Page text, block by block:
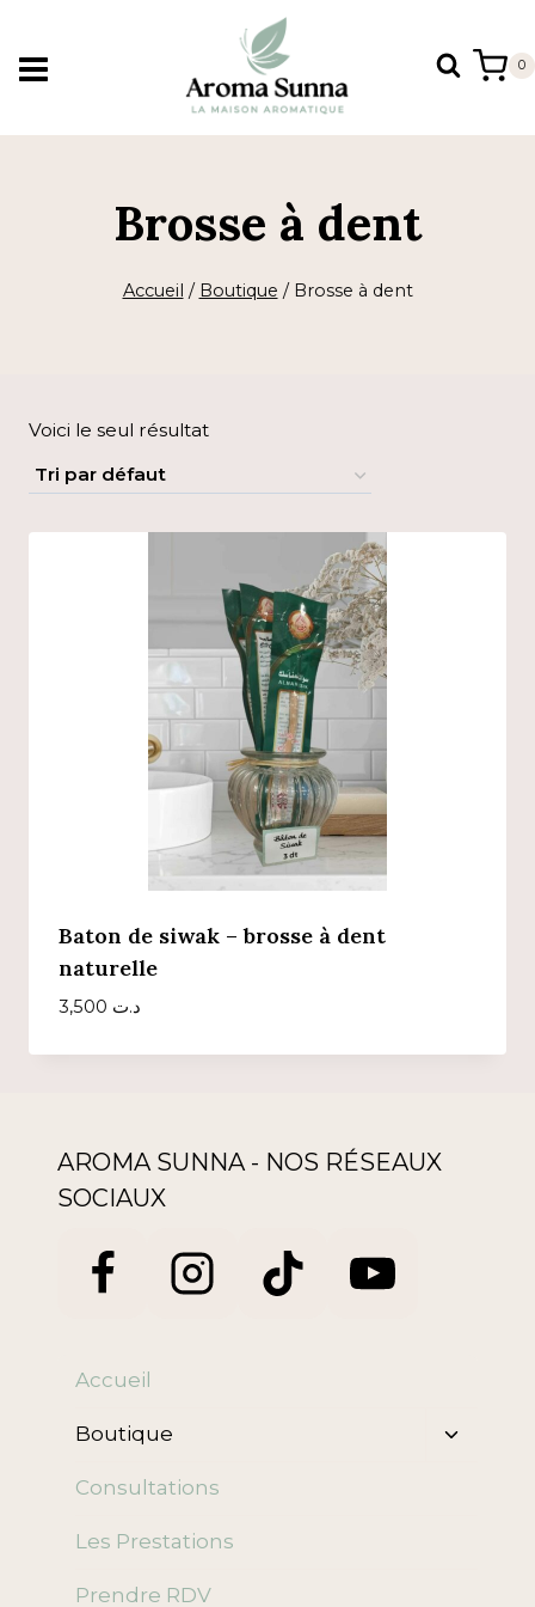
contenu
0
Brosse à dent
Accueil / Boutique / Brosse à dent
Voici le seul résultat
Baton de siwak – brosse à dent
naturelle
د.ت
AROMA SUNNA - NOS RÉSEAUX
SOCIAUX
Accueil
Boutique
Ouvrir/
Consultations
Les Prestations
Prendre RDV